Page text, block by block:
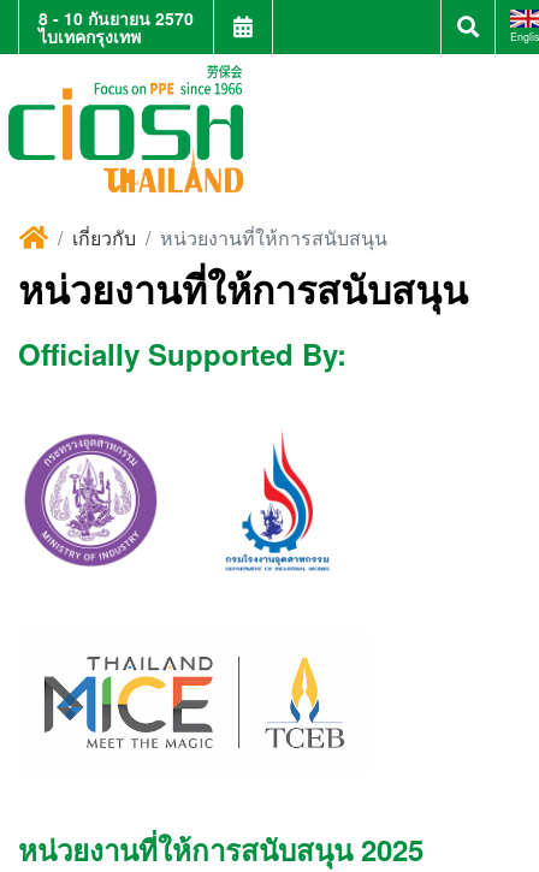
8 - 10 กันยายน 2570
ไบเทคกรุงเทพ
เกี่ยวกับ หน่วยงานที่ให้การสนับสนุน
หน่วยงานที่ให้การสนับสนุน
Officially Supported By:
หน่วยงานที่ให้การสนับสนุน 2025